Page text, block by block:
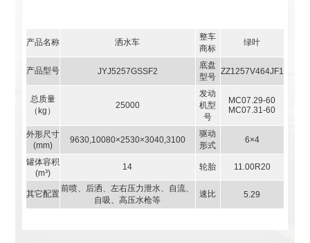
产品名称 洒水车
整车
商标
绿叶
产品型号 JYJ5257GSSF2
底盘
型号
ZZ1257V464JF1
总质量
（kg）
25000
发动
机型
号
MC07.29-60
MC07.31-60
外形尺寸
(mm)
9630,10080×2530×3040,3100
驱动
形式
6×4
罐体容积
(m³)
14 轮胎 11.00R20
其它配置
前喷、后洒、左右压力泄水、自流、
自吸、高压水枪等
速比 5.29